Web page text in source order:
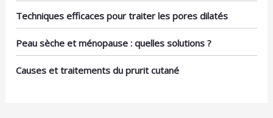
Techniques efficaces pour traiter les pores dilatés
Peau sèche et ménopause : quelles solutions ?
Causes et traitements du prurit cutané